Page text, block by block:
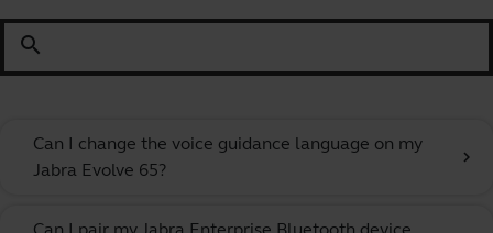
search
Can I change the voice guidance language on my
Jabra Evolve 65?
chevron_right